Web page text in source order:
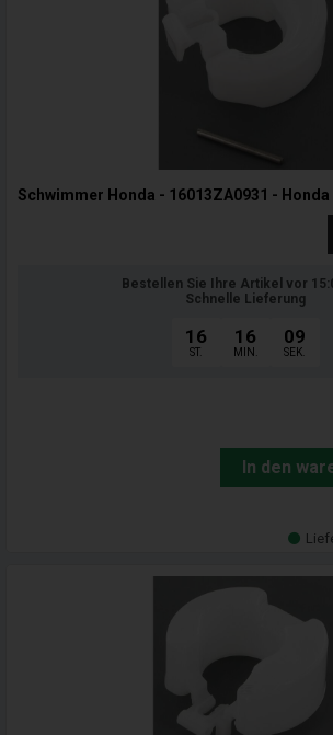
Schwimmer Honda - 16013ZA0931 - Honda
Bestellen Sie Ihre Artikel vor
Schnelle Lieferung
16
ST.
16
MIN.
07
SEK.
In den